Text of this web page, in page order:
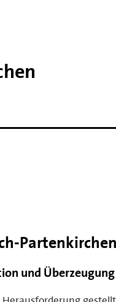
Partenkirchen
und Überzeugung